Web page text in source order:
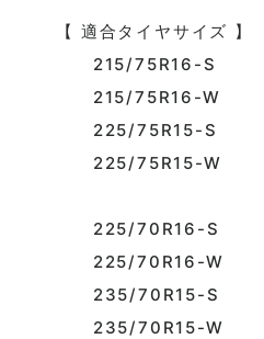
【 適合タイヤサイズ 】
215/75R16-S
215/75R16-W
225/75R15-S
225/75R15-W
225/70R16-S
225/70R16-W
235/70R15-S
235/70R15-W